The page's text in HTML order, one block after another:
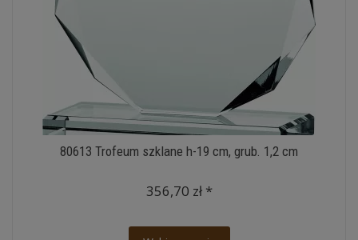
80613 Trofeum szklane h-19 cm, grub. 1,2 cm
356,70 zł *